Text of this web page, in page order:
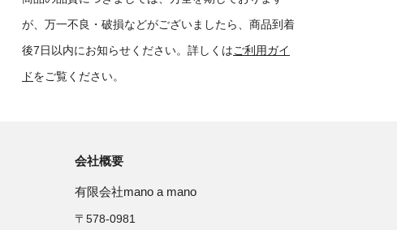
が、万一不良・破損などがございましたら、商品到着
後7日以内にお知らせください。詳しくはご利用ガイ
ドをご覧ください。
会社概要
有限会社mano a mano
〒578-0981